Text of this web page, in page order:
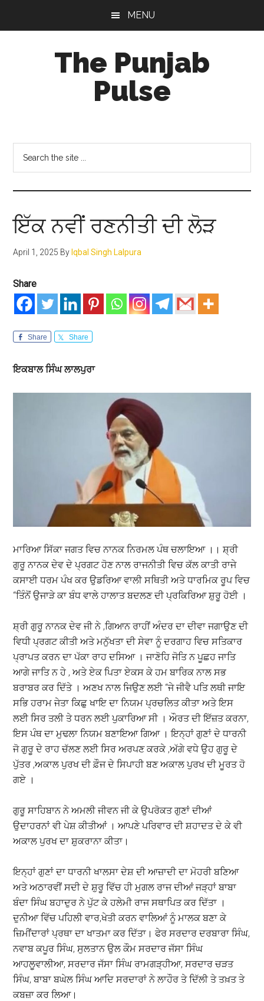
MENU
The Punjab
Pulse
Socio-
Cultural
Studies
ਇੱਕ ਨਵੀਂ ਰਣਨੀਤੀ ਦੀ ਲੋੜ
April 1, 2025 By Iqbal Singh Lalpura
Share
Share Share
ਇਕਬਾਲ ਸਿੰਘ ਲਾਲਪੁਰਾ
ਮਾਰਿਆ ਸਿੱਕਾ ਜਗਤ ਵਿਚ ਨਾਨਕ ਨਿਰਮਲ ਪੰਥ ਚਲਾਇਆ ।। ਸ਼੍ਰੀ
ਗੁਰੂ ਨਾਨਕ ਦੇਵ ਦੇ ਪ੍ਰਗਟ ਹੋਣ ਨਾਲ ਰਾਜਨੀਤੀ ਵਿਚ ਕੱਲ ਕਾਤੀ ਰਾਜੇ
ਕਸਾਈ ਧਰਮ ਪੰਖ ਕਰ ਉਡਰਿਆ ਵਾਲੀ ਸਥਿਤੀ ਅਤੇ ਧਾਰਮਿਕ ਰੂਪ ਵਿਚ
“ਤਿੰਨੋਂ ਉਜਾੜੇ ਕਾ ਬੰਧ ਵਾਲੇ ਹਾਲਾਤ ਬਦਲਣ ਦੀ ਪ੍ਰਕਿਰਿਆ ਸ਼ੁਰੂ ਹੋਈ ।
ਸ਼੍ਰੀ ਗੁਰੂ ਨਾਨਕ ਦੇਵ ਜੀ ਨੇ ,ਗਿਆਨ ਰਾਹੀਂ ਅੰਦਰ ਦਾ ਦੀਵਾ ਜਗਾਉਣ ਦੀ
ਵਿਧੀ ਪ੍ਰਗਟ ਕੀਤੀ ਅਤੇ ਮਨੁੱਖਤਾ ਦੀ ਸੇਵਾ ਨੂੰ ਦਰਗਾਹ ਵਿਚ ਸਤਿਕਾਰ
ਪ੍ਰਾਪਤ ਕਰਨ ਦਾ ਪੱਕਾ ਰਾਹ ਦਸਿਆ । ਜਾਣੋਹਿ ਜੋਤਿ ਨ ਪੂਛਹ ਜਾਤਿ
ਆਗੇ ਜਾਤਿ ਨ ਹੇ , ਅਤੇ ਏਕ ਪਿਤਾ ਏਕਸ ਕੇ ਹਮ ਬਾਰਿਕ ਨਾਲ ਸਭ
ਬਰਾਬਰ ਕਰ ਦਿੱਤੇ । ਅਣਖ ਨਾਲ ਜਿਉਣ ਲਈ “ਜੇ ਜੀਵੈ ਪਤਿ ਲਥੀ ਜਾਇ
ਸਭਿ ਹਰਾਮ ਜੇਤਾ ਕਿਛੁ ਖਾਇ ਦਾ ਨਿਯਮ ਪ੍ਰਚਲਿਤ ਕੀਤਾ ਅਤੇ ਇਸ
ਲਈ ਸਿਰ ਤਲੀ ਤੇ ਧਰਨ ਲਈ ਪੁਕਾਰਿਆ ਸੀ । ਔਰਤ ਦੀ ਇੱਜ਼ਤ ਕਰਨਾ,
ਇਸ ਪੰਥ ਦਾ ਮੁਢਲਾ ਨਿਯਮ ਬਣਾਇਆ ਗਿਆ । ਇਨ੍ਹਾਂ ਗੁਣਾਂ ਦੇ ਧਾਰਨੀ
ਜੋ ਗੁਰੂ ਦੇ ਰਾਹ ਚੱਲਣ ਲਈ ਸਿਰ ਅਰਪਣ ਕਰਕੇ ,ਅੱਗੇ ਵਧੇ ਉਹ ਗੁਰੂ ਦੇ
ਪੁੱਤਰ ,ਅਕਾਲ ਪੁਰਖ ਦੀ ਫ਼ੌਜ ਦੇ ਸਿਪਾਹੀ ਬਣ ਅਕਾਲ ਪੁਰਖ ਦੀ ਮੂਰਤ ਹੋ
ਗਏ ।
ਗੁਰੂ ਸਾਹਿਬਾਨ ਨੇ ਅਮਲੀ ਜੀਵਨ ਜੀ ਕੇ ਉਪਰੋਕਤ ਗੁਣਾਂ ਦੀਆਂ
ਉਦਾਹਰਨਾਂ ਵੀ ਪੇਸ਼ ਕੀਤੀਆਂ । ਆਪਣੇ ਪਰਿਵਾਰ ਦੀ ਸ਼ਹਾਦਤ ਦੇ ਕੇ ਵੀ
ਅਕਾਲ ਪੁਰਖ ਦਾ ਸ਼ੁਕਰਾਨਾ ਕੀਤਾ।
ਇਨ੍ਹਾਂ ਗੁਣਾਂ ਦਾ ਧਾਰਨੀ ਖਾਲਸਾ ਦੇਸ਼ ਦੀ ਆਜ਼ਾਦੀ ਦਾ ਮੋਹਰੀ ਬਣਿਆ
ਅਤੇ ਅਠਾਰਵੀਂ ਸਦੀ ਦੇ ਸ਼ੁਰੂ ਵਿੱਚ ਹੀ ਮੁਗਲ ਰਾਜ ਦੀਆਂ ਜੜ੍ਹਾਂ ਬਾਬਾ
ਬੰਦਾ ਸਿੰਘ ਬਹਾਦੁਰ ਨੇ ਪੁੱਟ ਕੇ ਹਲੇਮੀ ਰਾਜ ਸਥਾਪਿਤ ਕਰ ਦਿੱਤਾ ।
ਦੁਨੀਆ ਵਿੱਚ ਪਹਿਲੀ ਵਾਰ,ਖੇਤੀ ਕਰਨ ਵਾਲਿਆਂ ਨੂੰ ਮਾਲਕ ਬਣਾ ਕੇ
ਜ਼ਿਮੀਂਦਾਰਾਂ ਪ੍ਰਥਾ ਦਾ ਖਾਤਮਾ ਕਰ ਦਿੱਤਾ। ਫੇਰ ਸਰਦਾਰ ਦਰਬਾਰਾ ਸਿੰਘ,
ਨਵਾਬ ਕਪੂਰ ਸਿੰਘ, ਸੁਲਤਾਨ ਉਲ ਕੌਮ ਸਰਦਾਰ ਜੱਸਾ ਸਿੰਘ
ਆਹਲੂਵਾਲੀਆ, ਸਰਦਾਰ ਜੱਸਾ ਸਿੰਘ ਰਾਮਗੜ੍ਹੀਆ, ਸਰਦਾਰ ਚੜਤ
ਸਿੰਘ, ਬਾਬਾ ਬਘੇਲ ਸਿੰਘ ਆਦਿ ਸਰਦਾਰਾਂ ਨੇ ਲਾਹੌਰ ਤੇ ਦਿੱਲੀ ਤੇ ਤਖ਼ਤ ਤੇ
ਕਬਜ਼ਾ ਕਰ ਲਿਆ।